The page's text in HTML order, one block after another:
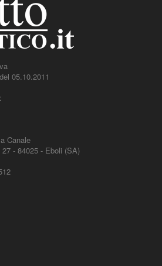
05.10.2011
:
Canale
- 84025 - Eboli (SA)